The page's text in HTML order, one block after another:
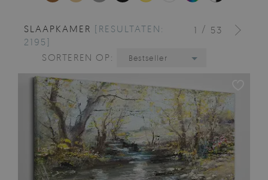
1 / 53
SLAAPKAMER [RESULTATEN:
2195]
SORTEREN OP:
Bestseller